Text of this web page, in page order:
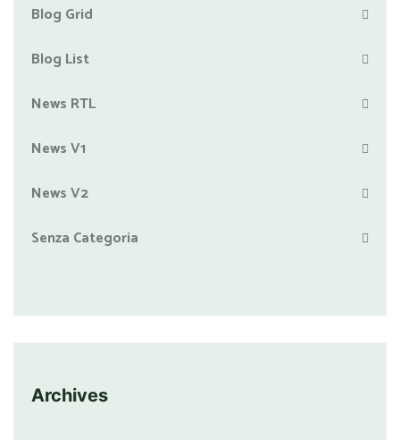
Blog Grid
Blog List
News RTL
News V1
News V2
Senza Categoria
Archives